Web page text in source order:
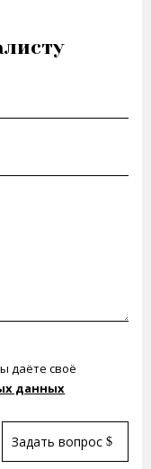
даёте своё
данных
Задать вопрос